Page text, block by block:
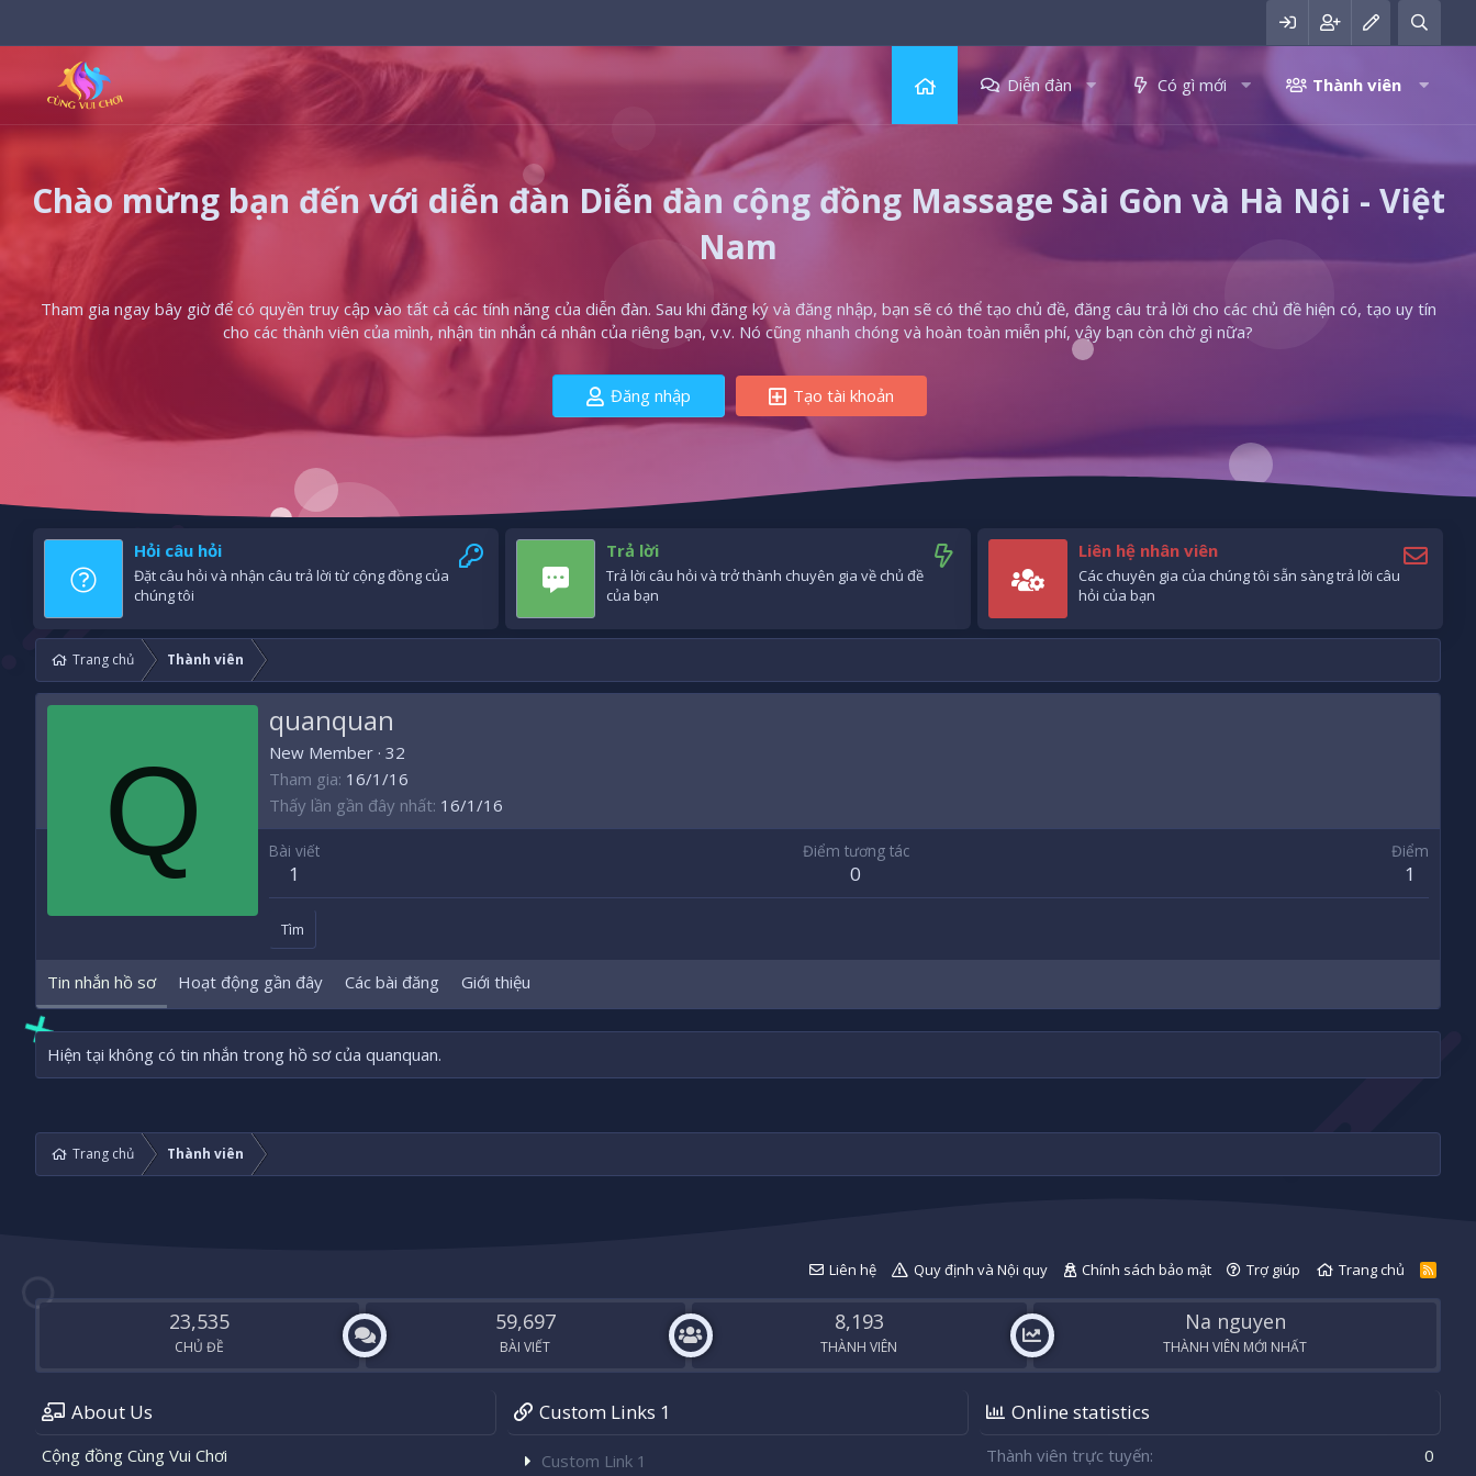
Diễn đàn Có gì mới Thành viên
Chào mừng bạn đến với diễn đàn Diễn đàn cộng đồng Massage Sài Gòn và Hà Nội - Việt
Nam
Tham gia ngay bây giờ để có quyền truy cập vào tất cả các tính năng của diễn đàn. Sau khi đăng ký và đăng nhập, bạn sẽ có thể tạo chủ đề, đăng câu trả lời cho các chủ đề hiện có, tạo uy tín
cho các thành viên của mình, nhận tin nhắn cá nhân của riêng bạn, v.v. Nó cũng nhanh chóng và hoàn toàn miễn phí, vậy bạn còn chờ gì nữa?
Đăng nhập Tạo tài khoản
Hỏi câu hỏi
Đặt câu hỏi và nhận câu trả lời từ cộng đồng của
chúng tôi
Trả lời
Trả lời câu hỏi và trở thành chuyên gia về chủ đề
của bạn
Liên hệ nhân viên
Các chuyên gia của chúng tôi sẵn sàng trả lời câu
hỏi của bạn
Trang chủ Thành viên
Q
quanquan
New Member · 32
Tham gia 16/1/16
Thấy lần gần đây nhất 16/1/16
Bài viết
1
Điểm tương tác
0
Điểm
1
Tìm
Tin nhắn hồ sơ Hoạt động gần đây Các bài đăng Giới thiệu
Hiện tại không có tin nhắn trong hồ sơ của quanquan.
Trang chủ Thành viên
Liên hệ Quy định và Nội quy Chính sách bảo mật Trợ giúp Trang chủ
R
S
23,535
CHỦ ĐỀ
59,697
BÀI VIẾT
8,193
THÀNH VIÊN
Na nguyen
THÀNH VIÊN MỚI NHẤT
About Us
Cộng đồng Cùng Vui Chơi
Custom Links 1
Custom Link 1
Online statistics
Thành viên trực tuyến
0